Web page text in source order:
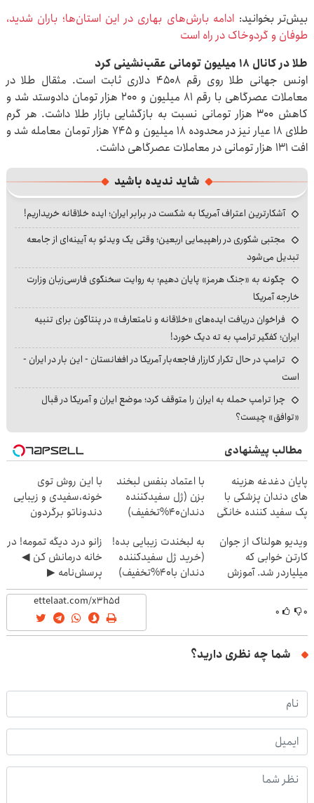
بیش‌تر بخوانید: ادامه بارش‌های بهاری در این استان‌ها؛ باران شدید،
طوفان و گردوخاک در راه است
طلا در کانال ۱۸ میلیون تومانی عقب‌نشینی کرد
اونس جهانی طلا روی رقم ۴۵۰۸ دلاری ثابت است. مثقال طلا در
معاملات عصرگاهی با رقم ۸۱ میلیون و ۲۰۰ هزار تومان دادوستد شد و
کاهش ۳۰۰ هزار تومانی نسبت به بازگشایی بازار طلا داشت. هر گرم
طلای ۱۸ عیار نیز در محدوده ۱۸ میلیون و ۷۴۵ هزار تومان معامله شد و
افت ۱۳۱ هزار تومانی در معاملات عصرگاهی داشت.
شاید ندیده باشید
آشکارترین اعتراف آمریکا به شکست در برابر ایران؛ ایده خلاقانه خریداریم!
مجتبی شکوری در راهپیمایی اربعین؛ وقتی یک ویدئو به آیینه‌ای از جامعه
تبدیل می‌شود
چگونه به «جنگ هرمز» پایان دهیم؛ به روایت سخنگوی فارسی‌زبان وزارت
خارجه آمریکا
فراخوان دریافت ایده‌های «خلاقانه و نامتعارف» در پنتاگون برای تنبیه
ایران؛ کفگیر ترامپ به ته دیگ خورد!
ترامپ در حال تکرار کارزار فاجعه‌بار آمریکا در افغانستان - این بار در ایران -
است
چرا ترامپ حمله به ایران را متوقف کرد؛ موضع ایران و آمریکا در قبال
«توافق» چیست؟
مطالب پیشنهادی
پایان دغدغه هزینه
های دندان پزشکی با
پک سفید کننده خانگی
با اعتماد بنفس لبخند
بزن (ژل سفیدکننده
دندان40%تخفیف)
با این روش توی
خونه،سفیدی و زیبایی
دندوناتو برگردون
ویدیو هولناک از جوان
کارتن خوابی که
میلیاردر شد. آموزش
رایگان
به لبخندت زیبایی بده!
(خرید ژل سفیدکننده
دندان با40%تخفیف)
زانو درد دیگه تمومه! در
خانه درمانش کن ◀
پرسش‌نامه ▶
۰ ۰
شما چه نظری دارید؟